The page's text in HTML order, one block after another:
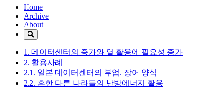
Home
Archive
About
1. 데이터센터의 증가와 열 활용에 필요성 증가
2. 활용사례
2.1. 일본 데이터센터의 부업. 장어 양식
2.2. 흔한 다른 나라들의 난방에너지 활용